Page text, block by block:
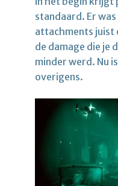
standaard. Er
attachments juist
de damage die je
minder werd. Nu
overigens.